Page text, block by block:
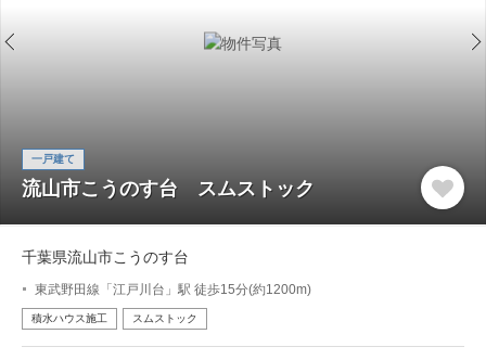
一戸建て
流山市こうのす台 スムストック
千葉県流山市こうのす台
東武野田線「江戸川台」駅 徒歩15分(約1200m)
積水ハウス施工 スムストック